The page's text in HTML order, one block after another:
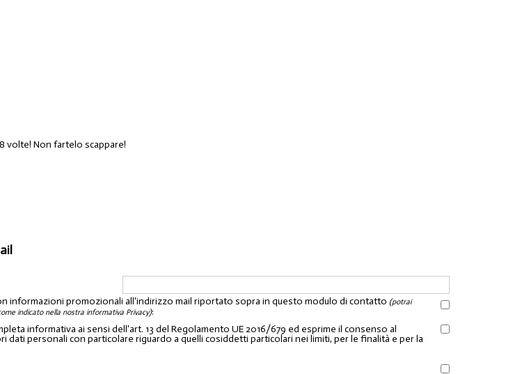
Non fartelo scappare!
informazioni promozionali all'indirizzo mail riportato sopra in questo modulo di contatto (potrai
indicato nella nostra informativa Privacy):
informativa ai sensi dell'art. 13 del Regolamento UE 2016/679 ed esprime il consenso al
dati personali con particolare riguardo a quelli cosiddetti particolari nei limiti, per le finalità e per la